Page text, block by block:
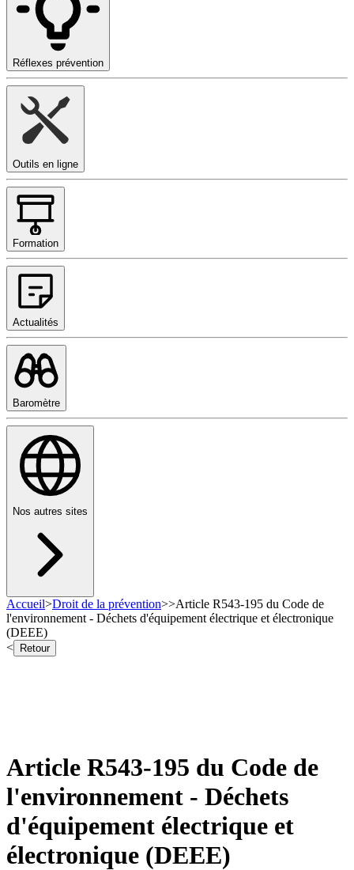
Réflexes prévention
Outils en ligne
Formation
Actualités
Baromètre
Nos autres sites
Accueil>Droit de la prévention>>Article R543-195 du Code de
l'environnement - Déchets d'équipement électrique et électronique
(DEEE)
<
Retour
Article R543-195 du Code de
l'environnement - Déchets
d'équipement électrique et
électronique (DEEE)